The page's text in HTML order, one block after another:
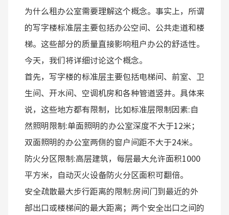
为什么租办公室需要理解这个概念。事实上，所谓
的写字楼标准层主要包括办公空间、公共走道和楼
梯。这些部分的质量直接影响租户办公的舒适性。
今天，我们将详细讨论这个概念。
首先，写字楼的标准层主要包括电梯间、前室、卫
生间、开水间、空调机房和各种管道竖井。具体来
说，这些地方都有限制，比如标准层限制因素:自
然照明限制:单面照明的办公室深度不大于12米；
双面照明的办公室两侧的窗户间距不大于24米。
防火分区限制:高层建筑，每层最大允许面积1000
平方米，自动灭火设备防火分区面积可翻倍。
安全疏散最大步行距离的限制:房间门到最近的外
部出口或楼梯间的最大距离；两个安全出口之间的